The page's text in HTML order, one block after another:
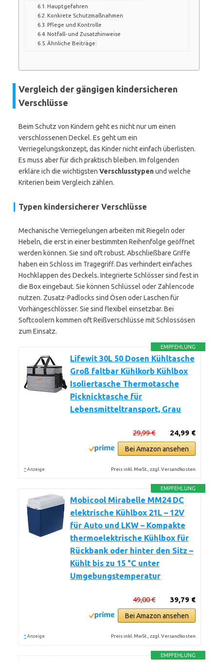
Hauptgefahren
Konkrete Schutzmaßnahmen
Pflege und Kontrolle
Notfall- und Zusatzhinweise
Ähnliche Beiträge:
Vergleich der gängigen kindersicheren
Verschlüsse
Beim Schutz von Kindern geht es nicht nur um einen
verschlossenen Deckel. Es geht um ein
Verriegelungskonzept, das Kinder nicht einfach überlisten.
Es muss aber für dich praktisch bleiben. Im folgenden
erkläre ich die wichtigsten Verschlusstypenund welche
Kriterien beim Vergleich zählen.
Typen kindersicherer Verschlüsse
Mechanische Verriegelungen arbeiten mit Riegeln oder
Hebeln, die erst in einer bestimmten Reihenfolge geöffnet
werden können. Sie sind oft robust. Abschließbare Griffe
haben ein Schloss im Tragegriff. Das verhindert einfaches
Hochklappen des Deckels. Integrierte Schlösser sind fest in
die Box eingebaut. Sie können Schlüssel oder Zahlencode
nutzen. Zusatz-Padlocks sind Ösen oder Laschen für
Vorhängeschlösser. Sie sind flexibel einsetzbar. Bei
Softcoolern kommen oft Reißverschlüsse mit Schlossösen
zum Einsatz.
EMPFEHLUNG
Lifewit 30L 50 Dosen Kühltasche
Groß faltbar Kühlkorb Kühlbox
Isoliertasche Thermotasche
Picknicktasche für
Lebensmitteltransport, Grau
24,99 €
29,99 €
Bei Amazon ansehen
* Anzeige Preis inkl. MwSt., zzgl. Versandkosten
EMPFEHLUNG
Mobicool Mirabelle MM24 DC
elektrische Kühlbox 21L – 12V
für Auto und LKW – Kompakte
thermoelektrische Kühlbox für
Rückbank oder hinter den Sitz –
Kühlt bis zu 15 °C unter
Umgebungstemperatur
39,79 €
49,00 €
Bei Amazon ansehen
* Anzeige Preis inkl. MwSt., zzgl. Versandkosten
EMPFEHLUNG